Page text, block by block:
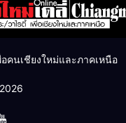
คนเชียงใหม่และภาคเหนือ